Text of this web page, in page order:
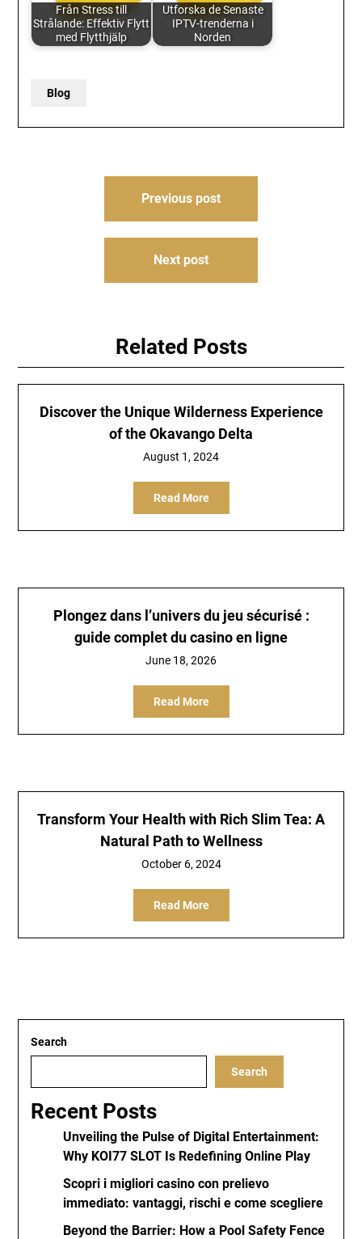
Från Stress till
Strålande: Effektiv Flytt
med Flytthjälp
Utforska de Senaste
IPTV-trenderna i
Norden
Blog
Previous post
Next post
Related Posts
Discover the Unique Wilderness Experience
of the Okavango Delta
August 1, 2024
Read More
Plongez dans l’univers du jeu sécurisé :
guide complet du casino en ligne
June 18, 2026
Read More
Transform Your Health with Rich Slim Tea: A
Natural Path to Wellness
October 6, 2024
Read More
Search
Search
Recent Posts
Unveiling the Pulse of Digital Entertainment:
Why KOI77 SLOT Is Redefining Online Play
Scopri i migliori casino con prelievo
immediato: vantaggi, rischi e come scegliere
Beyond the Barrier: How a Pool Safety Fence